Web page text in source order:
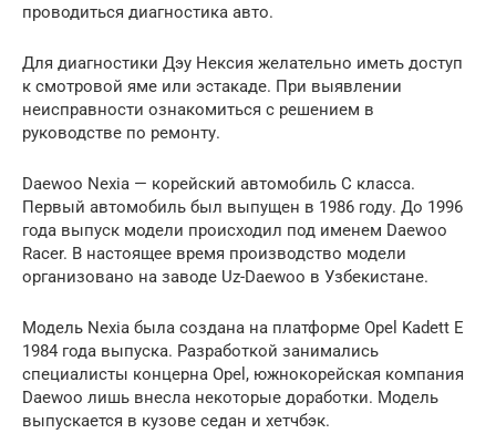
проводиться диагностика авто.
Для диагностики Дэу Нексия желательно иметь доступ
к смотровой яме или эстакаде. При выявлении
неисправности ознакомиться с решением в
руководстве по ремонту.
Daewoo Nexia — корейский автомобиль С класса.
Первый автомобиль был выпущен в 1986 году. До 1996
года выпуск модели происходил под именем Daewoo
Racer. В настоящее время производство модели
организовано на заводе Uz-Daewoo в Узбекистане.
Модель Nexia была создана на платформе Opel Kadett E
1984 года выпуска. Разработкой занимались
специалисты концерна Opel, южнокорейская компания
Daewoo лишь внесла некоторые доработки. Модель
выпускается в кузове седан и хетчбэк.